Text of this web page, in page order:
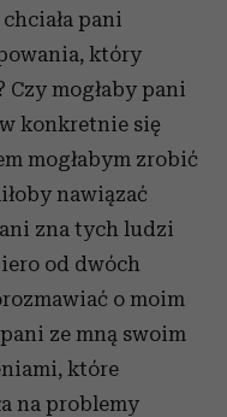
pani
który
mogłaby pani
konkretnie się
mogłabym zrobić
nawiązać
zna tych ludzi
od dwóch
o moim
ze mną swoim
które
na problemy